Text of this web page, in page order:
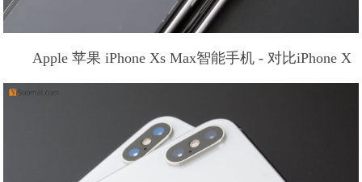
Apple 苹果 iPhone Xs Max智能手机 - 对比iPhone X